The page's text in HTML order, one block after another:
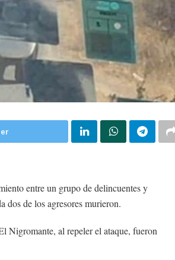
entre un grupo de delincuentes y
dos de los agresores murieron.
Nigromante, al repeler el ataque, fueron